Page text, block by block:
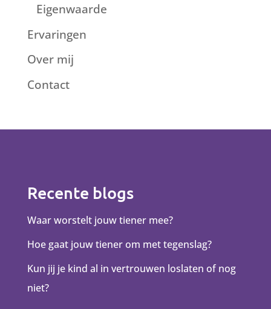
Eigenwaarde
Ervaringen
Over mij
Contact
Recente blogs
Waar worstelt jouw tiener mee?
Hoe gaat jouw tiener om met tegenslag?
Kun jij je kind al in vertrouwen loslaten of nog
niet?